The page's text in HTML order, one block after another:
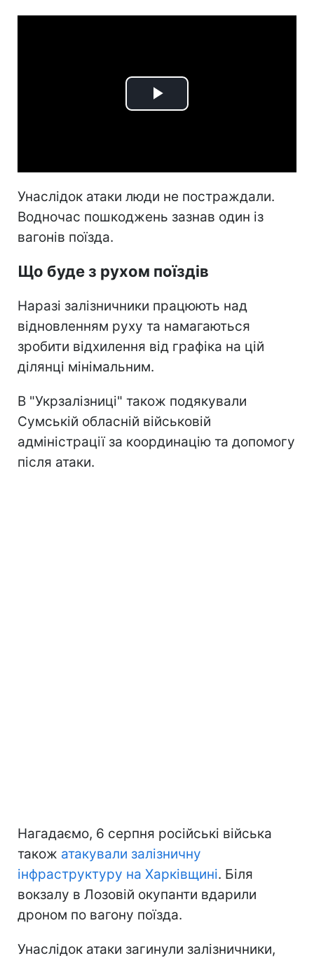
Play
Унаслідок атаки люди не постраждали.
Водночас пошкоджень зазнав один із
вагонів поїзда.
Що буде з рухом поїздів
Наразі залізничники працюють над
відновленням руху та намагаються
зробити відхилення від графіка на цій
ділянці мінімальним.
В "Укрзалізниці" також подякували
Сумській обласній військовій
адміністрації за координацію та допомогу
після атаки.
Нагадаємо, 6 серпня російські війська
також атакували залізничну
інфраструктуру на Харківщині. Біля
вокзалу в Лозовій окупанти вдарили
дроном по вагону поїзда.
Унаслідок атаки загинули залізничники,